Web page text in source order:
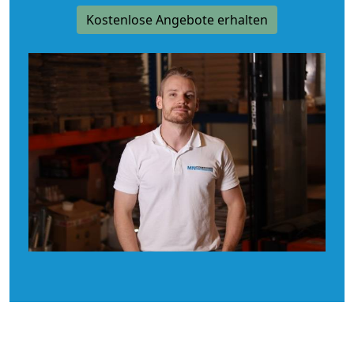
Kostenlose Angebote erhalten